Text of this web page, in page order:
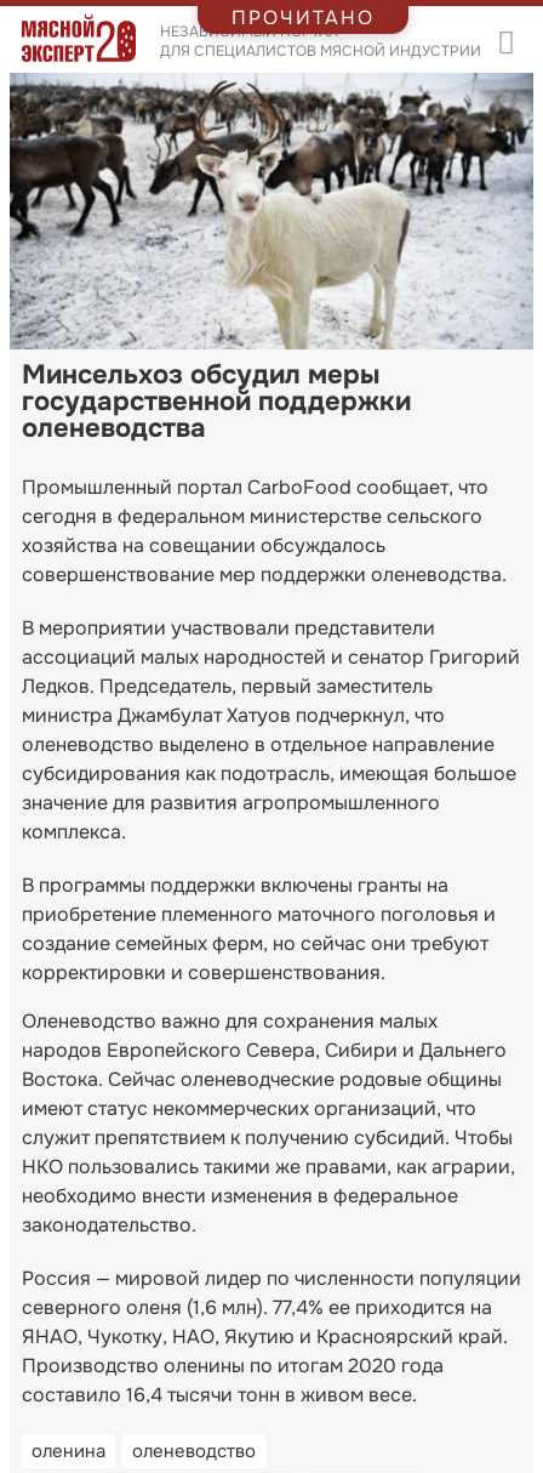
НЕЗАВИСИМЫЙ ПОРТАЛ
ДЛЯ СПЕЦИАЛИСТОВ МЯСНОЙ ИНДУСТРИИ
Минсельхоз обсудил меры
государственной поддержки
оленеводства
Промышленный портал CarboFood сообщает, что
сегодня в федеральном министерстве сельского
хозяйства на совещании обсуждалось
совершенствование мер поддержки оленеводства.
В мероприятии участвовали представители
ассоциаций малых народностей и сенатор Григорий
Ледков. Председатель, первый заместитель
министра Джамбулат Хатуов подчеркнул, что
оленеводство выделено в отдельное направление
субсидирования как подотрасль, имеющая большое
значение для развития агропромышленного
комплекса.
В программы поддержки включены гранты на
приобретение племенного маточного поголовья и
создание семейных ферм, но сейчас они требуют
корректировки и совершенствования.
Оленеводство важно для сохранения малых
народов Европейского Севера, Сибири и Дальнего
Востока. Сейчас оленеводческие родовые общины
имеют статус некоммерческих организаций, что
служит препятствием к получению субсидий. Чтобы
НКО пользовались такими же правами, как аграрии,
необходимо внести изменения в федеральное
законодательство.
Россия — мировой лидер по численности популяции
северного оленя (1,6 млн). 77,4% ее приходится на
ЯНАО, Чукотку, НАО, Якутию и Красноярский край.
Производство оленины по итогам 2020 года
составило 16,4 тысячи тонн в живом весе.
оленина
оленеводство
ПРОЧИТАНО